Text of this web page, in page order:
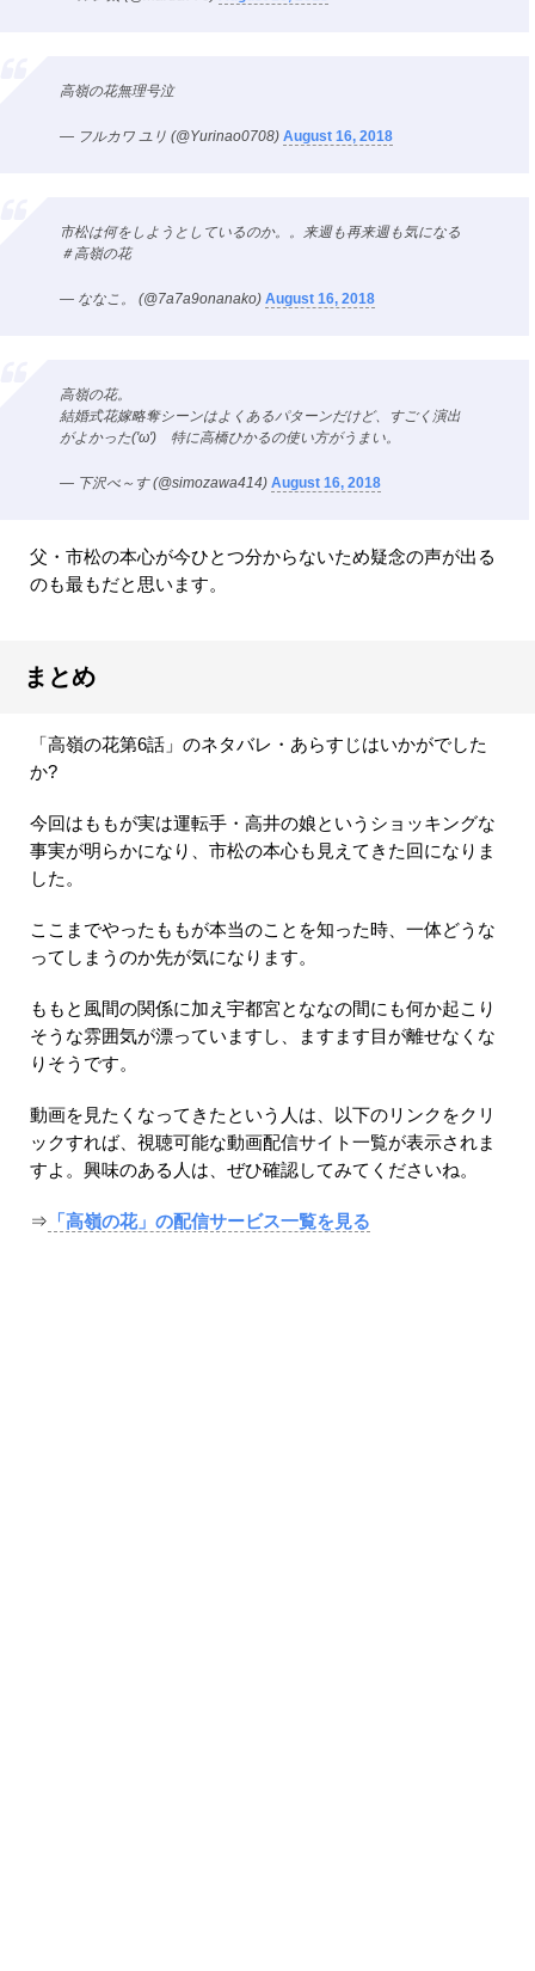
高嶺の花無理号泣
— フルカワ ユリ (@Yurinao0708) August 16, 2018
市松は何をしようとしているのか。。来週も再来週も気になる
＃高嶺の花
— ななこ。 (@7a7a9onanako) August 16, 2018
高嶺の花。
結婚式花嫁略奪シーンはよくあるパターンだけど、すごく演出
がよかった('ω') 特に高橋ひかるの使い方がうまい。
— 下沢べ～す (@simozawa414) August 16, 2018
父・市松の本心が今ひとつ分からないため疑念の声が出る
のも最もだと思います。
まとめ
「高嶺の花第6話」のネタバレ・あらすじはいかがでした
か?
今回はももが実は運転手・高井の娘というショッキングな
事実が明らかになり、市松の本心も見えてきた回になりま
した。
ここまでやったももが本当のことを知った時、一体どうな
ってしまうのか先が気になります。
ももと風間の関係に加え宇都宮とななの間にも何か起こり
そうな雰囲気が漂っていますし、ますます目が離せなくな
りそうです。
動画を見たくなってきたという人は、以下のリンクをクリ
ックすれば、視聴可能な動画配信サイト一覧が表示されま
すよ。興味のある人は、ぜひ確認してみてくださいね。
⇒ 「高嶺の花」の配信サービス一覧を見る